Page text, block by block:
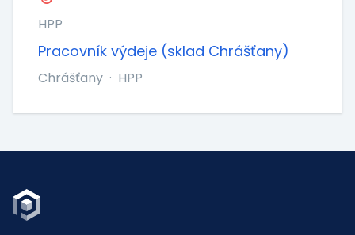
HPP
Pracovník výdeje (sklad Chrášťany)
Chrášťany · HPP